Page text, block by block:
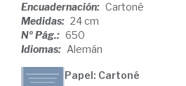
Encuadernación: Cartoné
Medidas: 24 cm
Nº Pág.: 650
Idiomas: Alemán
Papel: Cartoné